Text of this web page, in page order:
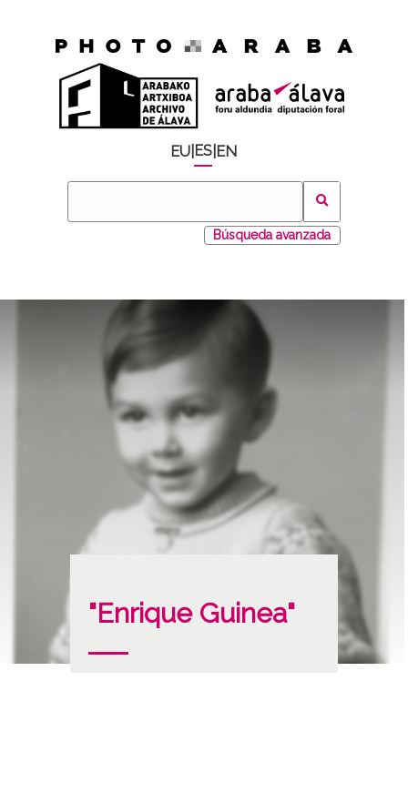
EU ES EN
Búsqueda avanzada
"Enrique Guinea"